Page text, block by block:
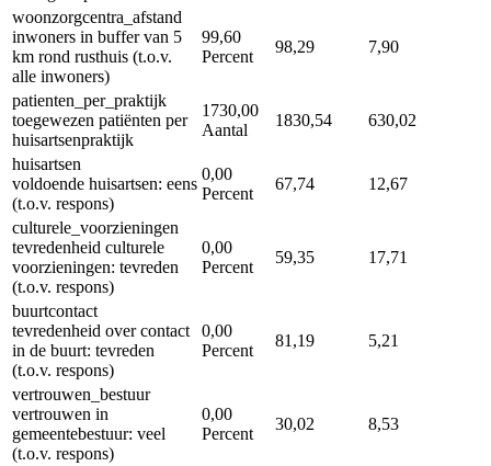
woonzorgcentra_afstand
inwoners in buffer van 5
km rond rusthuis (t.o.v.
alle inwoners)
99,60
Percent
98,29 7,90
patienten_per_praktijk
toegewezen patiënten per
huisartsenpraktijk
1730,00
Aantal
1830,54 630,02
huisartsen
voldoende huisartsen: eens
(t.o.v. respons)
0,00
Percent
67,74 12,67
culturele_voorzieningen
tevredenheid culturele
voorzieningen: tevreden
(t.o.v. respons)
0,00
Percent
59,35 17,71
buurtcontact
tevredenheid over contact
in de buurt: tevreden
(t.o.v. respons)
0,00
Percent
81,19 5,21
vertrouwen_bestuur
vertrouwen in
gemeentebestuur: veel
(t.o.v. respons)
0,00
Percent
30,02 8,53